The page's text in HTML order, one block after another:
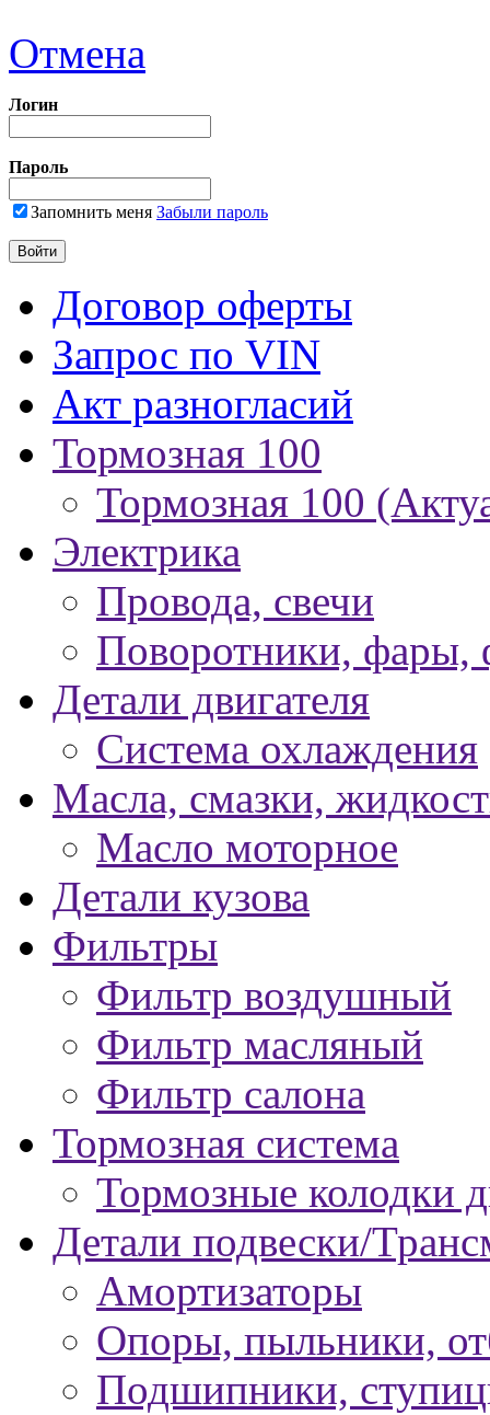
Отмена
Логин
Пароль
Запомнить меня Забыли пароль
Договор оферты
Запрос по VIN
Акт разногласий
Тормозная 100
Тормозная 100
Электрика
Провода, свечи
Поворотники, фары,
Детали двигателя
Система охлаждения
Масла, смазки,
Масло моторное
Детали кузова
Фильтры
Фильтр воздушный
Фильтр масляный
Фильтр салона
Тормозная система
Тормозные колодки
Детали подвески/
Амортизаторы
Опоры, пыльники,
Подшипники,